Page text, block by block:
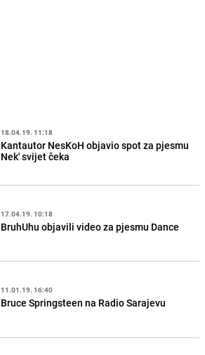
18.04.19. 11:18
Kantautor NesKoH objavio spot za pjesmu
Nek' svijet čeka
17.04.19. 10:18
BruhUhu objavili video za pjesmu Dance
11.01.19. 16:40
Bruce Springsteen na Radio Sarajevu